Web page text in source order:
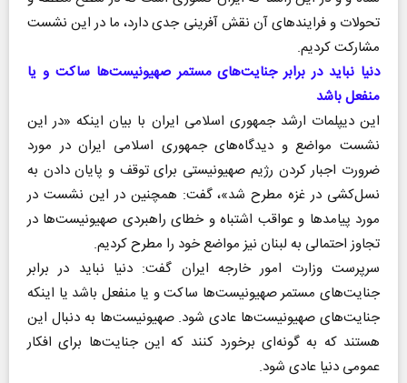
تحولات و فرایند‌های آن نقش آفرینی جدی دارد، ما در این نشست
مشارکت کردیم.
دنیا نباید در برابر جنایت‌های مستمر صهیونیست‌ها ساکت و یا
منفعل باشد
این دیپلمات ارشد جمهوری اسلامی ایران با بیان اینکه «در این
نشست مواضع و دیدگاه‌های جمهوری اسلامی ایران در مورد
ضرورت اجبار کردن رژیم صهیونیستی برای توقف و پایان دادن به
نسل‌کشی در غزه مطرح شد»، گفت: همچنین در این نشست در
مورد پیامد‌ها و عواقب اشتباه و خطای راهبردی صهیونیست‌ها در
تجاوز احتمالی به لبنان نیز مواضع خود را مطرح کردیم.
سرپرست وزارت امور خارجه ایران گفت: دنیا نباید در برابر
جنایت‌های مستمر صهیونیست‌ها ساکت و یا منفعل باشد یا اینکه
جنایت‌های صهیونیست‌ها عادی شود. صهیونیست‌ها به دنبال این
هستند که به گونه‌ای برخورد کنند که این جنایت‌ها برای افکار
عمومی دنیا عادی شود.